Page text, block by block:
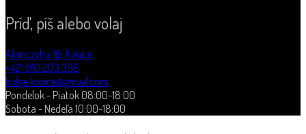
Príď, píš alebo volaj
Alvinczyho 16, Košice
+421 910 203 396
bolge.kosice@gmail.com
Pondelok - Piatok 08:00-18:00
Sobota - Nedeľa 10:00-18:00